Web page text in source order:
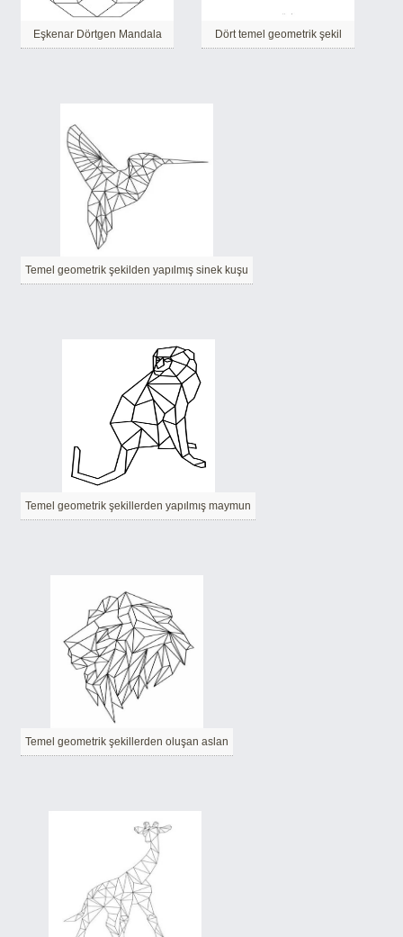
Eşkenar Dörtgen Mandala Dört temel geometrik şekil
Temel geometrik şekilden yapılmış sinek kuşu
Temel geometrik şekillerden yapılmış maymun
Temel geometrik şekillerden oluşan aslan